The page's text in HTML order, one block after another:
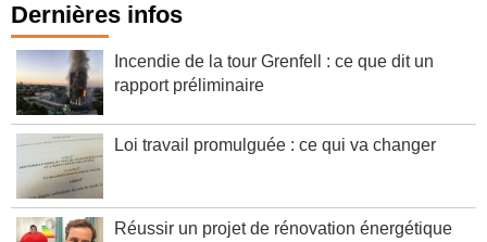
Dernières infos
Incendie de la tour Grenfell : ce que dit un
rapport préliminaire
Loi travail promulguée : ce qui va changer
Réussir un projet de rénovation énergétique